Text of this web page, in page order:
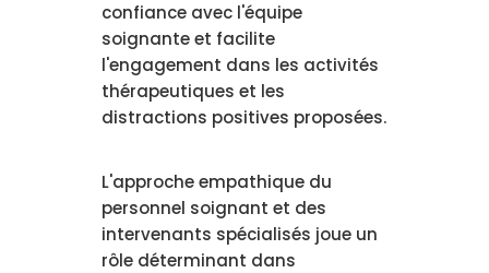
confiance avec l'équipe
soignante et facilite
l'engagement dans les activités
thérapeutiques et les
distractions positives proposées.
L'approche empathique du
personnel soignant et des
intervenants spécialisés joue un
rôle déterminant dans